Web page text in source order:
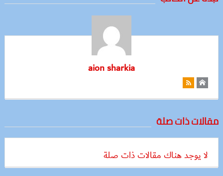
aion sharkia
مقالات ذات صلة
لا يوجد هناك مقالات ذات صلة